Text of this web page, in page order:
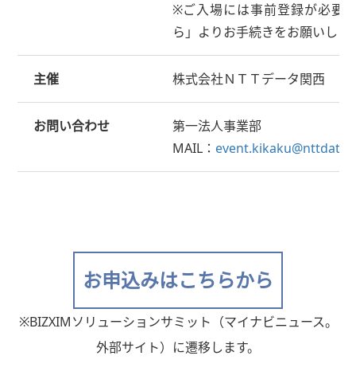
※ご入場には事前登録が必要
ら」よりお手続きをお願いしま
主催 株式会社ＮＴＴデータ関西
お問い合わせ
第一法人事業部
MAIL： event.kikaku@nttdata-
お申込みはこちらから
※BIZXIMソリューションサミット（マイナビニュース。
外部サイト）に遷移します。